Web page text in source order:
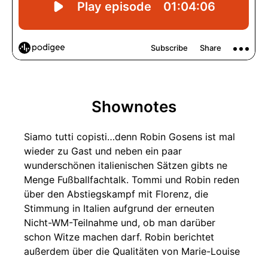
Shownotes
Siamo tutti copisti…denn Robin Gosens ist mal
wieder zu Gast und neben ein paar
wunderschönen italienischen Sätzen gibts ne
Menge Fußballfachtalk. Tommi und Robin reden
über den Abstiegskampf mit Florenz, die
Stimmung in Italien aufgrund der erneuten
Nicht-WM-Teilnahme und, ob man darüber
schon Witze machen darf. Robin berichtet
außerdem über die Qualitäten von Marie-Louise